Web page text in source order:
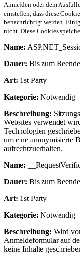
Anmelden oder dem
einstellen, dass diese
benachrichtigt werden.
nicht. Diese Cookies
Name:
Dauer: Bis zum
Art: 1st Party
Kategorie: Notwendig
Beschreibung:
Websites verwendet
Technologien
um eine anonymisierte
aufrechtzuerhalten.
Name:
Dauer: Bis zum
Art: 1st Party
Kategorie: Notwendig
Beschreibung: Wird
Anmeldeformular auf
keine Inhalte